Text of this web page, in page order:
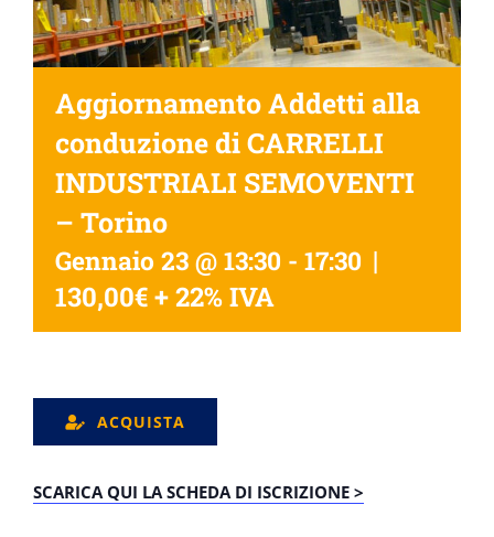
Aggiornamento Addetti alla
conduzione di CARRELLI
INDUSTRIALI SEMOVENTI
– Torino
Gennaio 23 @ 13:30 - 17:30 |
130,00€ + 22% IVA
ACQUISTA
SCARICA QUI LA SCHEDA DI ISCRIZIONE >